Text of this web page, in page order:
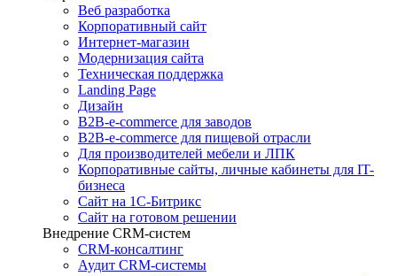
Веб разработка
Корпоративный сайт
Интернет-магазин
Модернизация сайта
Техническая поддержка
Landing Page
Дизайн
B2B-e-commerce для заводов
B2B-e-commerce для пищевой отрасли
Для производителей мебели и ЛПК
Корпоративные сайты, личные кабинеты для IT-
бизнеса
Сайт на 1С-Битрикс
Сайт на готовом решении
Внедрение CRM-систем
CRM-консалтинг
Аудит CRM-системы